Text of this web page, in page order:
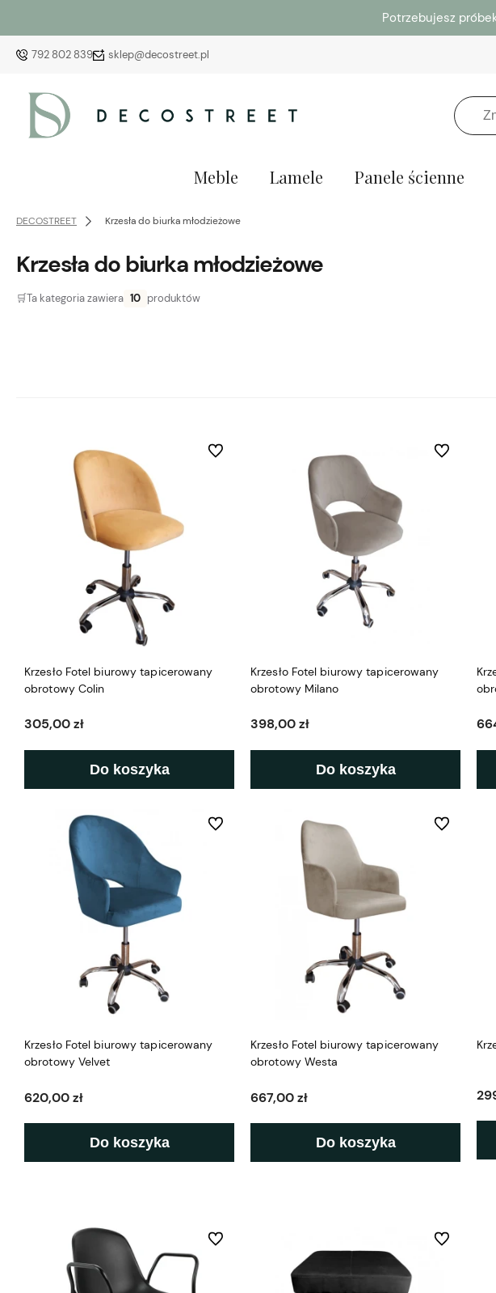
Potrzebujesz
792 802 839 sklep@decostreet.pl
Meble Lamele Panele ścienne
DECOSTREET Krzesła do biurka młodzieżowe
Krzesła do biurka młodzieżowe
🛒Ta kategoria zawiera 10 produktów
Krzesło Fotel biurowy tapicerowany
obrotowy Colin
305,00 zł
Do koszyka
Do ulubionych
Krzesło Fotel biurowy tapicerowany
obrotowy Milano
398,00 zł
Do koszyka
Do ulubionych
Krzesło Fotel biurowy tapicerowany
obrotowy Velvet
620,00 zł
Do koszyka
Do ulubionych
Krzesło Fotel biurowy tapicerowany
obrotowy Westa
667,00 zł
Do koszyka
Do ulubionych
Do ulubionych Do ulubionych